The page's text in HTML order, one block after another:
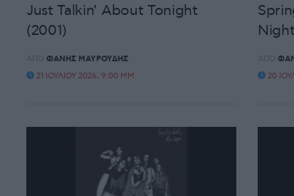
Just Talkin’ About Tonight
(2001)
ΑΠΌ ΦΆΝΗΣ ΜΑΥΡΟΥΔΉΣ
21 ΙΟΥΛΊΟΥ 2026, 9:00 ΜΜ
ΑΠΌ
20